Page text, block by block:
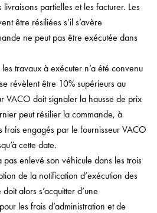
partielles et les facturer. Les
être résiliées s’il s’avère
ne peut pas être exécutée dans
travaux à exécuter n’a été convenu
révèlent être 10% supérieurs au
VACO doit signaler la hausse de prix
peut résilier la commande, à
frais engagés par le fournisseur VACO
cette date.
pas enlevé son véhicule dans les trois
de la notification d’exécution des
alors s’acquitter d’une
les frais d’administration et de